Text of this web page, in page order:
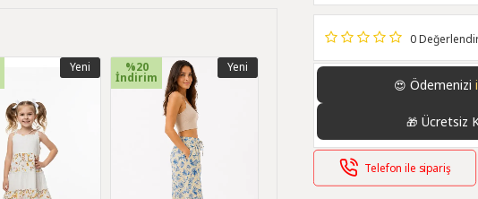
Yeni Yeni
%20
İndirim
0
😍Ödemenizi
🎁 Ücretsiz
Telefon ile sipariş